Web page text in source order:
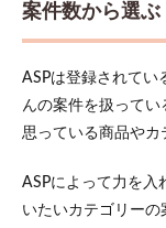
エイ
3.10
エイ
トで
案件数から選ぶ
ASPは登録されてい
んの案件を扱って
思っている商品やカ
ASPによって力を入
いたいカテゴリーの